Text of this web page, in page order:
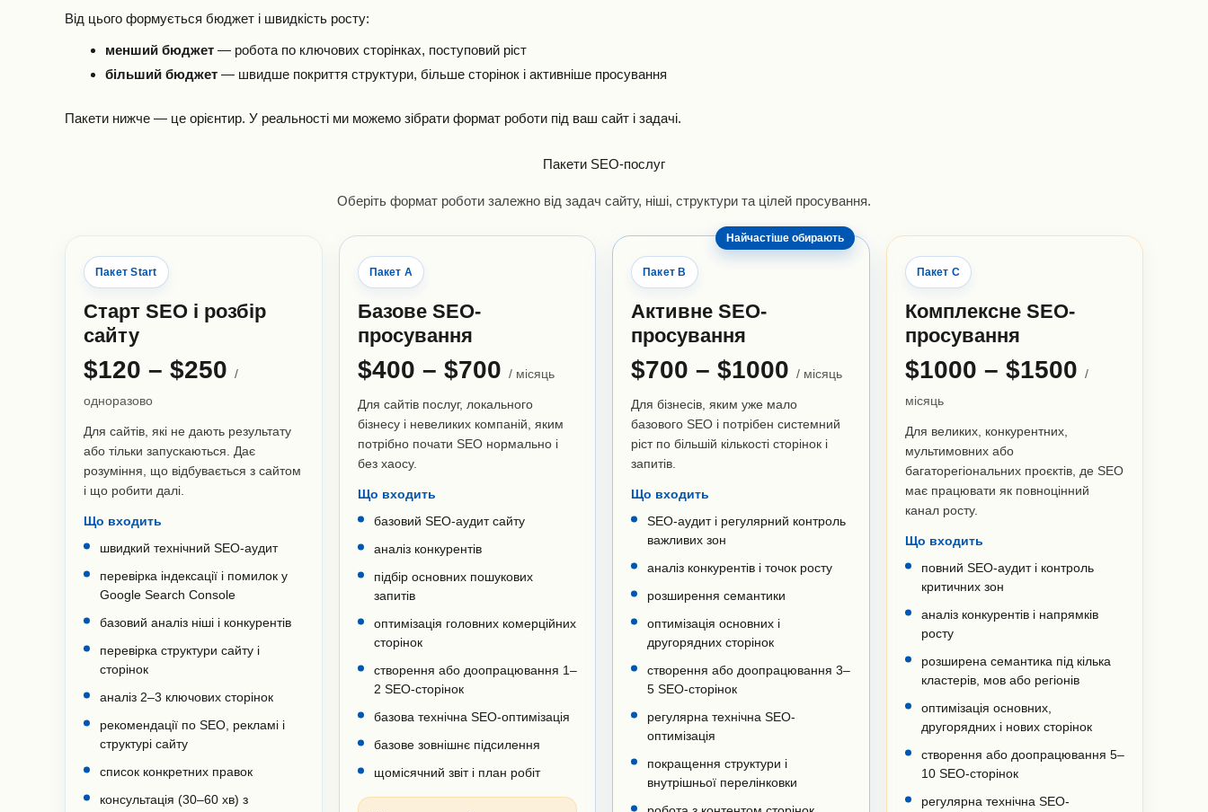
Від цього формується бюджет і швидкість росту:
менший бюджет — робота по ключових сторінках, поступовий ріст
більший бюджет — швидше покриття структури, більше сторінок і активніше просування
Пакети нижче — це орієнтир. У реальності ми можемо зібрати формат роботи під ваш сайт і задачі.
Пакети SEO-послуг
Оберіть формат роботи залежно від задач сайту, ніші, структури та цілей просування.
Пакет Start
Старт SEO і розбір
сайту
$120 – $250 /
одноразово
Для сайтів, які не дають результату
або тільки запускаються. Дає
розуміння, що відбувається з сайтом
і що робити далі.
Що входить
швидкий технічний SEO-аудит
перевірка індексації і помилок у
Google Search Console
базовий аналіз ніші і конкурентів
перевірка структури сайту і
сторінок
аналіз 2–3 ключових сторінок
рекомендації по SEO, рекламі і
структурі сайту
список конкретних правок
консультація (30–60 хв) з
Пакет A
Базове SEO-
просування
$400 – $700 / місяць
Для сайтів послуг, локального
бізнесу і невеликих компаній, яким
потрібно почати SEO нормально і
без хаосу.
Що входить
базовий SEO-аудит сайту
аналіз конкурентів
підбір основних пошукових
запитів
оптимізація головних комерційних
сторінок
створення або доопрацювання 1–
2 SEO-сторінок
базова технічна SEO-оптимізація
базове зовнішнє підсилення
щомісячний звіт і план робіт
Найчастіше обирають
Пакет B
Активне SEO-
просування
$700 – $1000 / місяць
Для бізнесів, яким уже мало
базового SEO і потрібен системний
ріст по більшій кількості сторінок і
запитів.
Що входить
SEO-аудит і регулярний контроль
важливих зон
аналіз конкурентів і точок росту
розширення семантики
оптимізація основних і
другорядних сторінок
створення або доопрацювання 3–
5 SEO-сторінок
регулярна технічна SEO-
оптимізація
покращення структури і
внутрішньої перелінковки
Пакет C
Комплексне SEO-
просування
$1000 – $1500 /
місяць
Для великих, конкурентних,
мультимовних або
багаторегіональних проєктів, де SEO
має працювати як повноцінний
канал росту.
Що входить
повний SEO-аудит і контроль
критичних зон
аналіз конкурентів і напрямків
росту
розширена семантика під кілька
кластерів, мов або регіонів
оптимізація основних,
другорядних і нових сторінок
створення або доопрацювання 5–
10 SEO-сторінок
регулярна технічна SEO-